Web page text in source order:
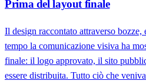
Prima del layout finale
Il design raccontato attraverso
tempo la comunicazione visiva ha
finale: il logo approvato, il sito
essere distribuita. Tutto ciò che